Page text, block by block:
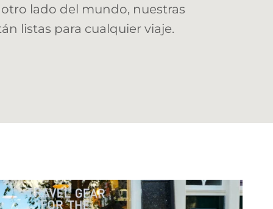
lado del mundo, nuestras
listas para cualquier viaje.